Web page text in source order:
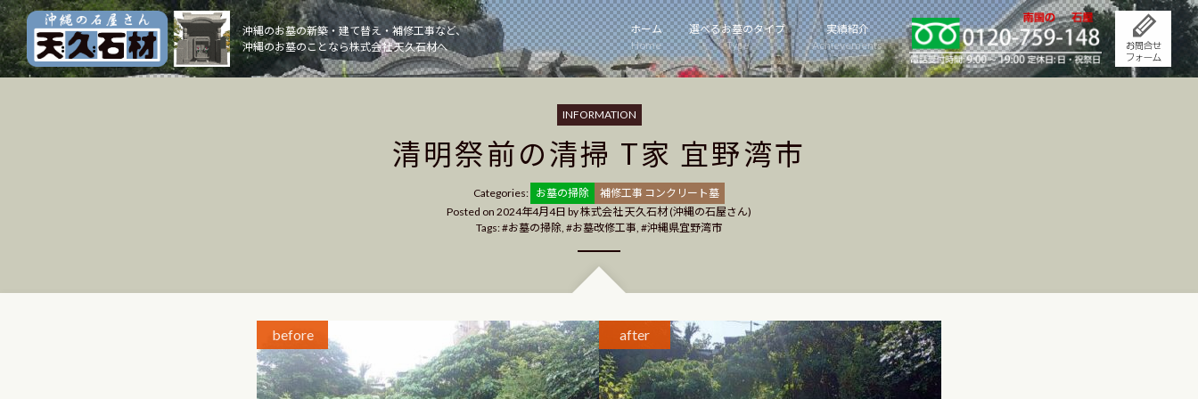
Skip
to
content
沖縄のお墓の新築・建て替え・補修工事など、
沖縄のお墓のことなら株式会社 天久石材へ
ホーム
Home
選べるお墓のタイプ
Type
実績紹介
Achievements
INFORMATION
清明祭前の清掃 T家 宜野湾市
Categories: Categories
お墓の掃除
補修工事 コンクリート墓
Posted on 2024年4月4日 by株式会社 天久石材 (沖縄の石屋さん)
Tags:
お墓の掃除, お墓改修工事, 沖縄県宜野湾市
before after